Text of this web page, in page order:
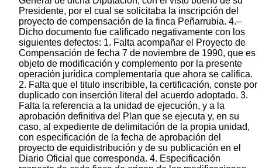
Presidente, por el cual se solicitaba la inscripción del
proyecto de compensación de la finca Peñarrubia. 4.–
Dicho documento fue calificado negativamente con los
siguientes defectos: 1. Falta acompañar el Proyecto de
Compensación de fecha 7 de noviembre de 1990, que es
objeto de modificación y complemento por la presente
operación jurídica complementaria que ahora se califica.
2. Falta que el titulo inscribible, la certificación, conste por
duplicado con inserción literal del acuerdo adoptado. 3.
Falta la referencia a la unidad de ejecución, y a la
aprobación definitiva del Plan que se ejecuta y, en su
caso, al expediente de delimitación de la propia unidad,
con especificación de la fecha de aprobación del
proyecto de equidistribución y de su publicación en el
Diario Oficial que corresponda. 4. Especificación